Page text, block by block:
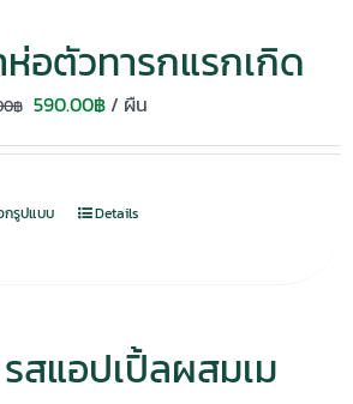
อตัวทารกแรกเกิด
฿ Original
750.00฿.
590.00฿Current
590.00฿.
/ ผืน
กรูปแบบ Details
สแอปเปิ้ลผสมเม